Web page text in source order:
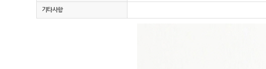
기타사항